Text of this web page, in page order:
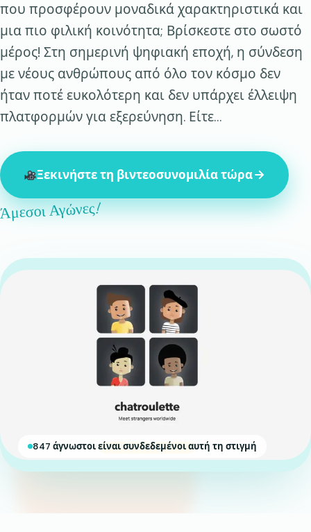
που προσφέρουν μοναδικά χαρακτηριστικά και
μια πιο φιλική κοινότητα; Βρίσκεστε στο σωστό
μέρος! Στη σημερινή ψηφιακή εποχή, η σύνδεση
με νέους ανθρώπους από όλο τον κόσμο δεν
ήταν ποτέ ευκολότερη και δεν υπάρχει έλλειψη
πλατφορμών για εξερεύνηση. Είτε…
Ξεκινήστε τη βιντεοσυνομιλία τώρα
Άμεσοι Αγώνες!
847 άγνωστοι είναι συνδεδεμένοι αυτή τη στιγμή